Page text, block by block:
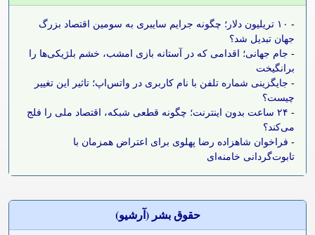
-
۱۰ تریلیون دلار؛ چگونه جرایم سایبری به سومین اقتصاد بزرگ
جهان تبدیل شد؟
- جام جهانی؛ اقدامی که در آستانه بازی امشب، خشم بلژیکی‌ها را
برانگیخت
- جایگزینی شماره تلفن با نام کاربری در واتس‌اپ؛ تاثیر این تغییر
چیست؟
-
۲۴ ساعت بدون اینترنت؛ چگونه قطعی شبکه، اقتصاد ملی را فلج
می‌کند؟
- فراخوان شاهزاده رضا پهلوی برای اعتراض همزمان با
تابوت‌گردانی خامنه‌ای
حقوق بشر (آرشيو)